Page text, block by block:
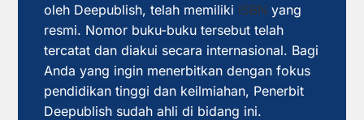
oleh Deepublish, telah memiliki ISBN yang
resmi. Nomor buku-buku tersebut telah
tercatat dan diakui secara internasional. Bagi
Anda yang ingin menerbitkan dengan fokus
pendidikan tinggi dan keilmiahan, Penerbit
Deepublish sudah ahli di bidang ini.